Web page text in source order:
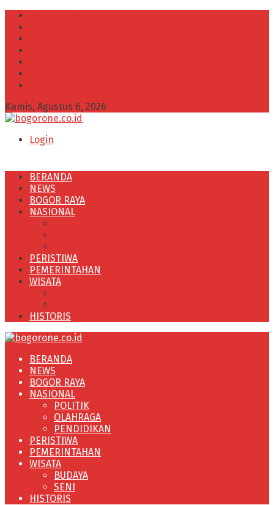
Kamis, Agustus 6, 2026
Login
BERANDA
NEWS
BOGOR RAYA
NASIONAL
PERISTIWA
PEMERINTAHAN
WISATA
HISTORIS
BERANDA
NEWS
BOGOR RAYA
NASIONAL
POLITIK
OLAHRAGA
PENDIDIKAN
PERISTIWA
PEMERINTAHAN
WISATA
BUDAYA
SENI
HISTORIS